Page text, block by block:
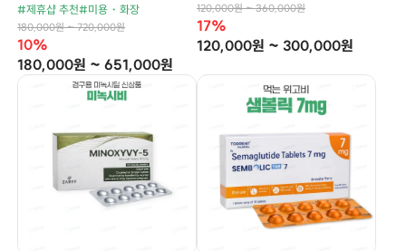
#제휴샵 추천#미용・화장
180,000원 ~ 720,000원
10%
180,000원 ~ 651,000원
120,000원 ~ 360,000원
17%
120,000원 ~ 300,000원